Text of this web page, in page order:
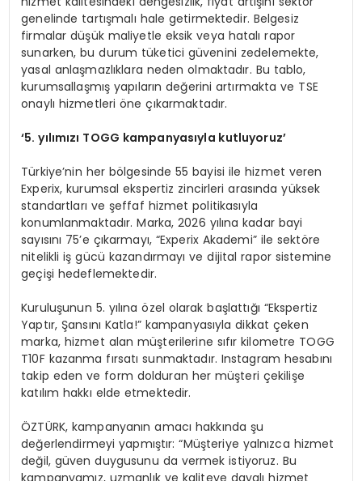
genelinde tartışmalı hale getirmektedir. Belgesiz
firmalar düşük maliyetle eksik veya hatalı rapor
sunarken, bu durum tüketici güvenini zedelemekte,
yasal anlaşmazlıklara neden olmaktadır. Bu tablo,
kurumsallaşmış yapıların değerini artırmakta ve TSE
onaylı hizmetleri öne çıkarmaktadır.
‘5. yılımızı TOGG kampanyasıyla kutluyoruz’
Türkiye’nin her bölgesinde 55 bayisi ile hizmet veren
Experix, kurumsal ekspertiz zincirleri arasında yüksek
standartları ve şeffaf hizmet politikasıyla
konumlanmaktadır. Marka, 2026 yılına kadar bayi
sayısını 75’e çıkarmayı, “Experix Akademi” ile sektöre
nitelikli iş gücü kazandırmayı ve dijital rapor sistemine
geçişi hedeflemektedir.
Kuruluşunun 5. yılına özel olarak başlattığı “Ekspertiz
Yaptır, Şansını Katla!” kampanyasıyla dikkat çeken
marka, hizmet alan müşterilerine sıfır kilometre TOGG
T10F kazanma fırsatı sunmaktadır. Instagram hesabını
takip eden ve form dolduran her müşteri çekilişe
katılım hakkı elde etmektedir.
ÖZTÜRK, kampanyanın amacı hakkında şu
değerlendirmeyi yapmıştır: “Müşteriye yalnızca hizmet
değil, güven duygusunu da vermek istiyoruz. Bu